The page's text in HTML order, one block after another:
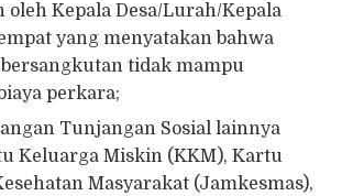
Kepala Desa/Lurah/Kepala
yang menyatakan bahwa
bersangkutan tidak mampu
perkara;
Tunjangan Sosial lainnya
Keluarga Miskin (KKM), Kartu
Masyarakat (Jamkesmas),